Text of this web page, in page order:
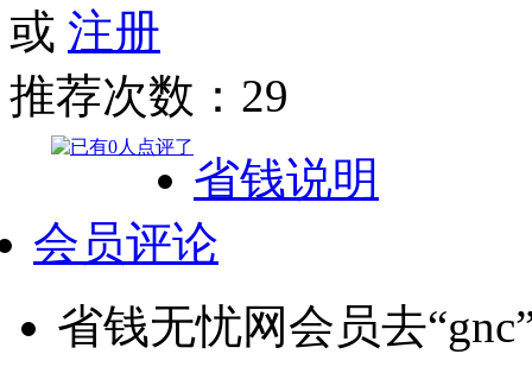
或 注册
推荐次数： 29
省钱说明
会员评论
省钱无忧网会员去